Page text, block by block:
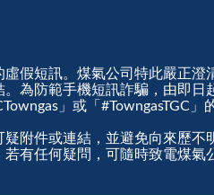
假短訊。煤氣公司特此嚴正澄
為防範手機短訊詐騙，由即日
」或「#TowngasTGC」
附件或連結，並避免向來歷不
有任何疑問，可隨時致電煤氣